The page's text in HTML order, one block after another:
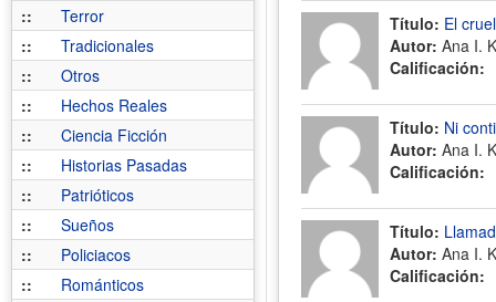
::
Terror
::
Tradicionales
::
Otros
::
Hechos Reales
::
Ciencia Ficción
::
Historias Pasadas
::
Patrióticos
::
Sueños
::
Policiacos
::
Románticos
Título: El
Autor: Ana I.
Calificación:
Título: Ni
Autor: Ana I.
Calificación:
Título:
Autor: Ana I.
Calificación: